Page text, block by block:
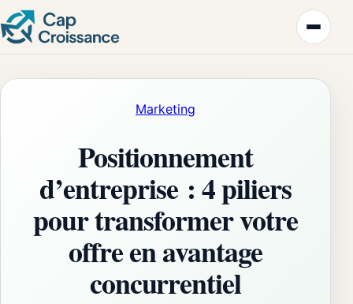
Marketing
Positionnement
d’entreprise : 4 piliers
pour transformer votre
offre en avantage
concurrentiel